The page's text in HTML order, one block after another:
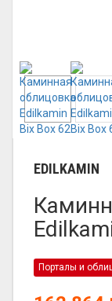
EDILKAMIN
Порталы и